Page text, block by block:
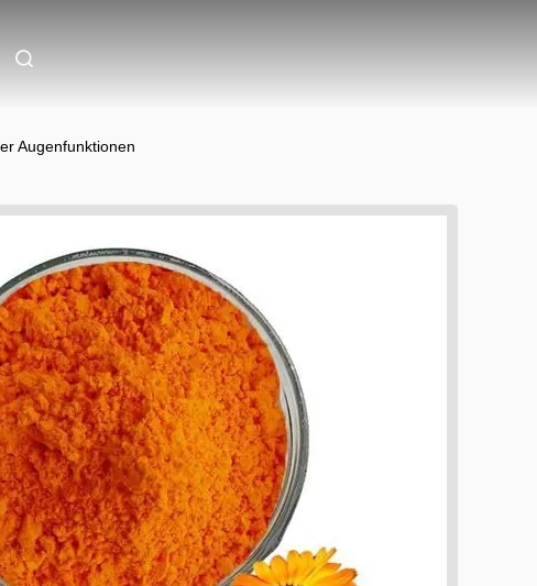
Augenfunktionen